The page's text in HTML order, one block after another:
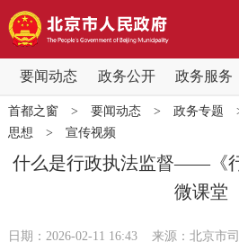
要闻动态 政务公开 政务服务
要闻动态
党中央精神 国务院信息
北京要闻 会议信息
首都之窗> 要闻动态> 政务专题
思想 > 宣传视频
什么是行政执法监督——《
微课堂
日期：2026-02-11 16:43 来源：北京市